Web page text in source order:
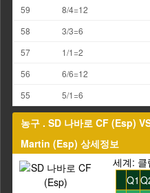
59 8/4=12
58
3/3=6
57
1/1=2
56
6/6=12
55
5/1=6
농구 . SD 나바로 CF (Esp)
Martin (Esp) 상세정보
세계: 클
Q1